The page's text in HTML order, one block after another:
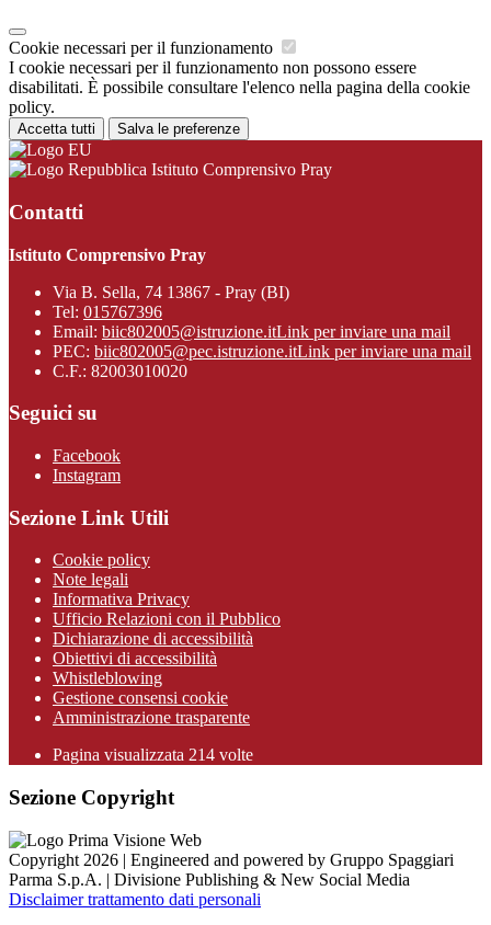
Cookie necessari per il funzionamento
I cookie necessari per il funzionamento non possono essere
disabilitati. È possibile consultare l'elenco nella pagina della cookie
policy.
Accetta tutti Salva le preferenze
Istituto Comprensivo Pray
Contatti
Istituto Comprensivo Pray
Via B. Sella, 74 13867 - Pray (BI)
Tel: 015767396
Email: biic802005@istruzione.itLink per inviare una mail
PEC: biic802005@pec.istruzione.itLink per inviare una mail
C.F.: 82003010020
Seguici su
Facebook
Instagram
Sezione Link Utili
Cookie policy
Note legali
Informativa Privacy
Ufficio Relazioni con il Pubblico
Dichiarazione di accessibilità
Obiettivi di accessibilità
Whistleblowing
Gestione consensi cookie
Amministrazione trasparente
Pagina visualizzata 214 volte
Sezione Copyright
Copyright 2026 | Engineered and powered by Gruppo Spaggiari
Parma S.p.A. | Divisione Publishing & New Social Media
Disclaimer trattamento dati personali